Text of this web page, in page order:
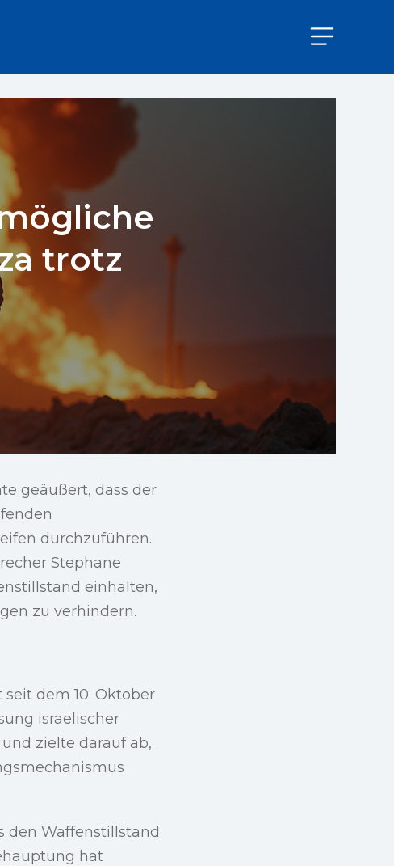
trotz
geäußert, dass der
durchzuführen.
Stephane
einhalten,
zu verhindern.
dem 10. Oktober
israelischer
zielte darauf ab,
den Waffenstillstand
hat